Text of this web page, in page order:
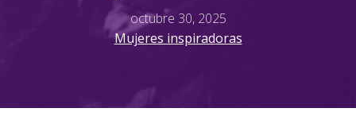
octubre 30, 2025
Mujeres inspiradoras